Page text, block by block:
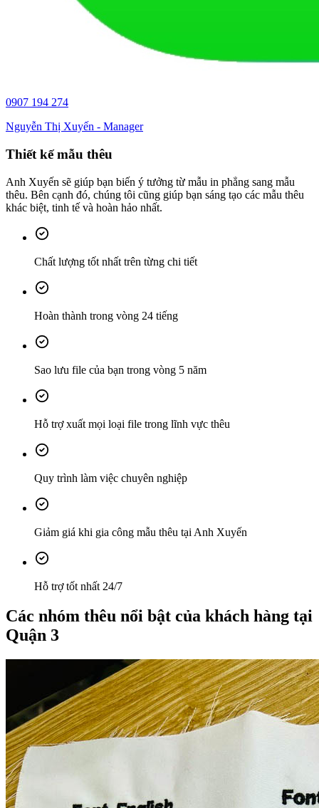
0907 194 274
Nguyễn Thị Xuyến - Manager
Thiết kế mẫu thêu
Anh Xuyến sẽ giúp bạn biến ý tưởng từ mẫu in phẳng sang mẫu
thêu. Bên cạnh đó, chúng tôi cũng giúp bạn sáng tạo các mẫu thêu
khác biệt, tinh tế và hoàn hảo nhất.
Chất lượng tốt nhất trên từng chi tiết
Hoàn thành trong vòng 24 tiếng
Sao lưu file của bạn trong vòng 5 năm
Hỗ trợ xuất mọi loại file trong lĩnh vực thêu
Quy trình làm việc chuyên nghiệp
Giảm giá khi gia công mẫu thêu tại Anh Xuyến
Hỗ trợ tốt nhất 24/7
Các nhóm thêu nổi bật của khách hàng tại
Quận 3